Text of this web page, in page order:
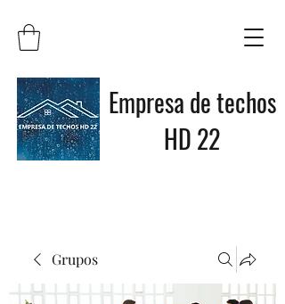
Empresa de techos
HD 22
Grupos